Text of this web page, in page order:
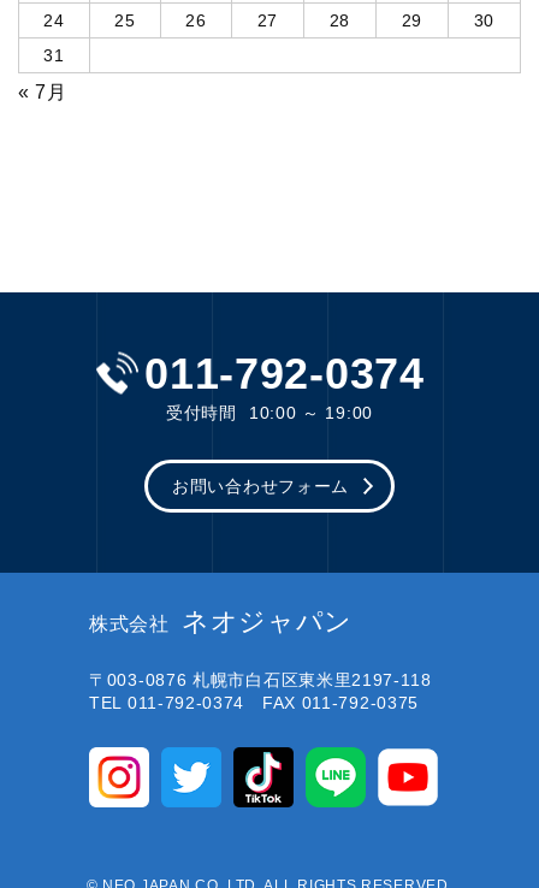
24
25 26 27 28 29
30
31
« 7月
011-792-0374
受付時間 10:00 ～ 19:00
お問い合わせフォーム
株式会社 ネオジャパン
〒003-0876 札幌市白石区東米里2197-118
TEL 011-792-0374 FAX 011-792-0375